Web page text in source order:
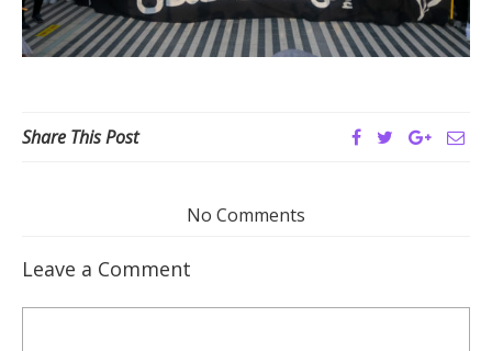
Share This Post
No Comments
Leave a Comment